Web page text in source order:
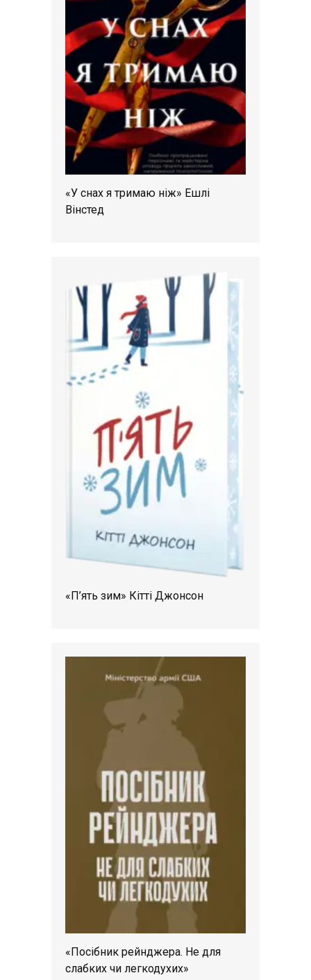
«У снах я тримаю ніж» Ешлі
Вінстед
«П’ять зим» Кітті Джонсон
«Посібник рейнджера. Не для
слабких чи легкодухих»